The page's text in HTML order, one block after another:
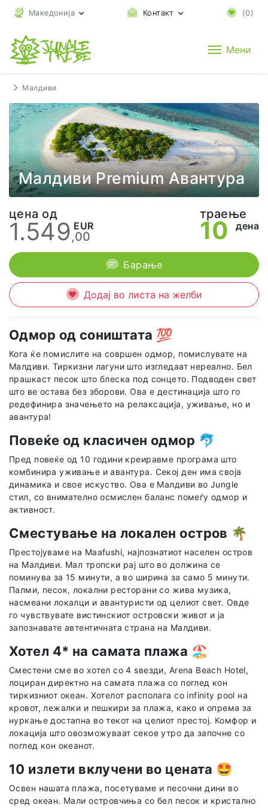
Македонија Контакт (0)
Мени
Малдиви
Малдиви Premium Авантура
цена од
1.549 EUR
,00
траење
10 дена
Барање
Додај во листа на желби
Одмор од соништата 💯
Кога ќе помислите на совршен одмор, помислувате на
Малдиви. Тиркизни лагуни што изгледаат нереално. Бел
прашкаст песок што блеска под сонцето. Подводен свет
што ве остава без зборови. Ова е дестинација што го
редефинира значењето на релаксација, уживање, но и
авантура!
Повеќе од класичен одмор 🐬
Пред повеќе од 10 години креиравме програма што
комбинира уживање и авантура. Секој ден има своја
динамика и свое искуство. Ова е Малдиви во Jungle
стил, со внимателно осмислен баланс помеѓу одмор и
активност.
Сместување на локален остров 🌴
Престојуваме на Maafushi, најпознатиот населен остров
на Малдиви. Мал тропски рај што во должина се
поминува за 15 минути, а во ширина за само 5 минути.
Палми, песок, локални ресторани со жива музика,
насмеани локалци и авантуристи од целиот свет. Овде
го чувствувате вистинскиот островски живот и ја
запознавате автентичната страна на Малдиви.
Хотел 4* на самата плажа 🏖️
Сместени сме во хотел со 4 ѕвезди, Arena Beach Hotel,
лоциран директно на самата плажа со поглед кон
тиркизниот океан. Хотелот располага со infinity pool на
кровот, лежалки и пешкири за плажа, како и опрема за
нуркање достапна во текот на целиот престој. Комфор и
локација што овозможуваат секое утро да започне со
поглед кон океанот.
10 излети вклучени во цената 🤩
Освен нашата плажа, посетуваме и песочни дини во
сред океан. Мали островчиња со бел песок и кристално